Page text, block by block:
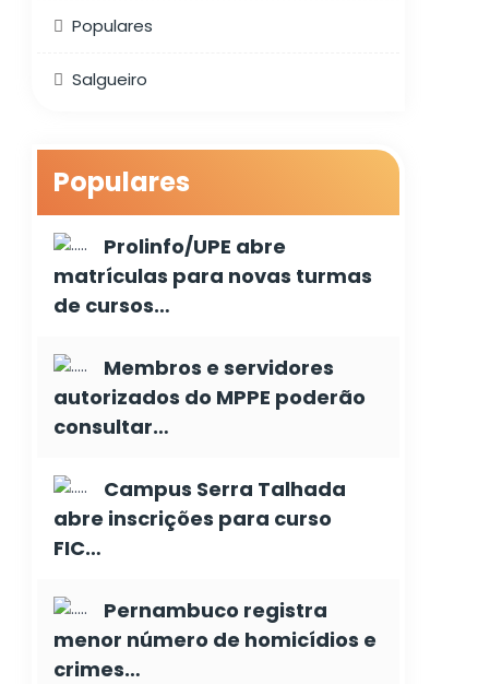
Populares
Salgueiro
Populares
Prolinfo/UPE abre
matrículas para novas turmas
de cursos…
Membros e servidores
autorizados do MPPE poderão
consultar…
Campus Serra Talhada
abre inscrições para curso
FIC…
Pernambuco registra
menor número de homicídios e
crimes…